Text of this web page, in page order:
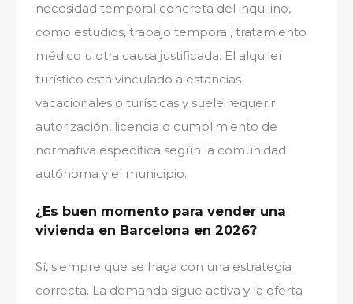
necesidad temporal concreta del inquilino,
como estudios, trabajo temporal, tratamiento
médico u otra causa justificada. El alquiler
turístico está vinculado a estancias
vacacionales o turísticas y suele requerir
autorización, licencia o cumplimiento de
normativa específica según la comunidad
autónoma y el municipio.
¿Es buen momento para vender una
vivienda en Barcelona en 2026?
Sí, siempre que se haga con una estrategia
correcta. La demanda sigue activa y la oferta